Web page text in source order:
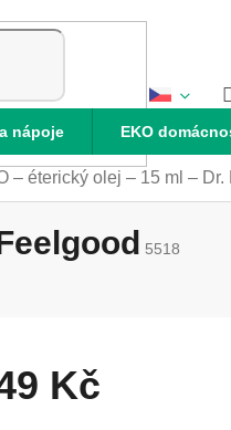
nápoje EKO
– éterický olej – 15 ml – Dr.
5518
Kč